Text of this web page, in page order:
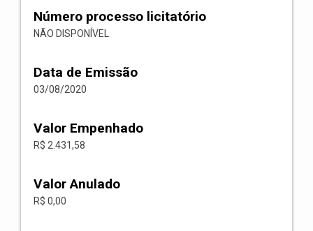
Número processo licitatório
NÃO DISPONÍVEL
Data de Emissão
03/08/2020
Valor Empenhado
R$ 2.431,58
Valor Anulado
R$ 0,00